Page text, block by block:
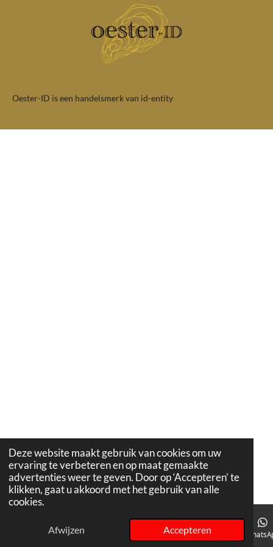
Deze website maakt gebruik van cookies om uw
ervaring te verbeteren en op maat gemaakte
advertenties weer te geven. Door op ‘Accepteren’ te
klikken, gaat u akkoord met het gebruik van alle
cookies.
Afwijzen Accepteren
Oester-ID is een handelsmerk van id-entity
E-mailadres Instagram